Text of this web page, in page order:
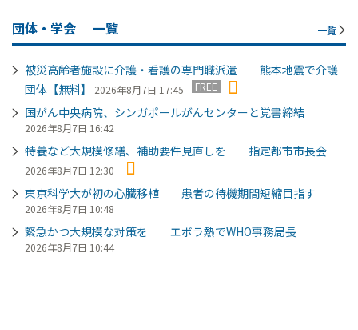
団体・学会 一覧 一覧
被災高齢者施設に介護・看護の専門職派遣 熊本地震で介護
団体【無料】
2026年8月7日 17:45 FREE
国がん中央病院、シンガポールがんセンターと覚書締結
2026年8月7日 16:42
特養など大規模修繕、補助要件見直しを 指定都市市長会
2026年8月7日 12:30
東京科学大が初の心臓移植 患者の待機期間短縮目指す
2026年8月7日 10:48
緊急かつ大規模な対策を エボラ熱でWHO事務局長
2026年8月7日 10:44